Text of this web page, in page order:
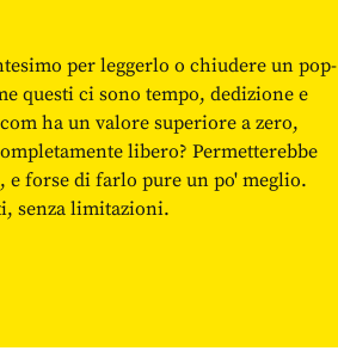
per leggerlo o chiudere un pop-
questi ci sono tempo, dedizione e
ha un valore superiore a zero,
libero? Permetterebbe
e forse di farlo pure un po' meglio.
senza limitazioni.